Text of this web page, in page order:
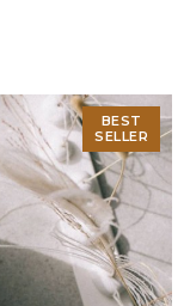
BEST
SELLER